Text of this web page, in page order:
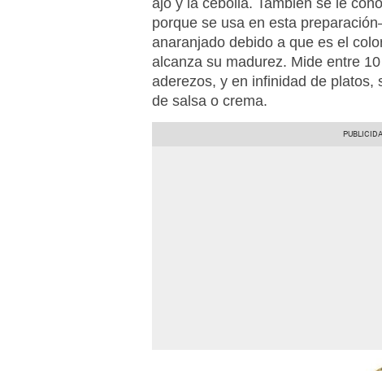
porque se usa en esta
anaranjado debido a que es el
alcanza su madurez. Mide entre
aderezos, y en infinidad de platos,
de salsa o crema.